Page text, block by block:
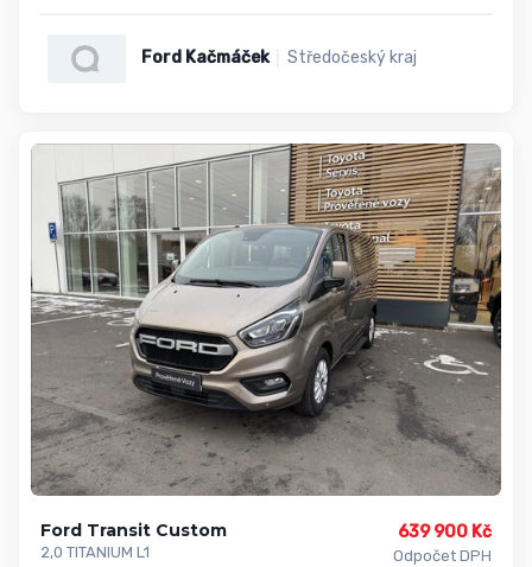
Ford Kačmáček Středočeský kraj
Ford Transit Custom
2,0 TITANIUM L1
639 900 Kč
Odpočet DPH